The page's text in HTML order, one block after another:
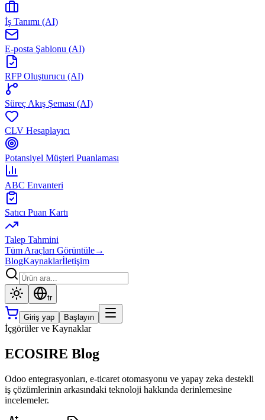
İş Tanımı (AI)
E-posta Şablonu (AI)
RFP Oluşturucu (AI)
Süreç Akış Şeması (AI)
CLV Hesaplayıcı
Potansiyel Müşteri Puanlaması
ABC Envanteri
Satıcı Puan Kartı
Talep Tahmini
Tüm Araçları Görüntüle→
BlogKaynaklarİletişim
tr
Giriş yap Başlayın
İçgörüler ve Kaynaklar
ECOSIRE Blog
Odoo entegrasyonları, e-ticaret otomasyonu ve yapay zeka destekli
iş çözümlerinin arkasındaki teknoloji hakkında derinlemesine
incelemeler.